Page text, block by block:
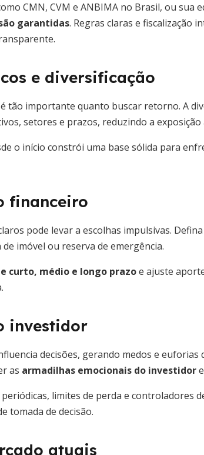
CMN, CVM e ANBIMA no Brasil, ou sua
garantidas. Regras claras e fiscalização
e diversificação
tão importante quanto buscar retorno. A
setores e prazos, reduzindo a
o início constrói uma base sólida para
financeiro
pode levar a escolhas impulsivas.
imóvel ou reserva de emergência.
curto, médio e longo prazoe ajuste
investidor
decisões, gerando medos e
as armadilhas emocionais do investidor
limites de perda e controladores
tomada de decisão.
atuais